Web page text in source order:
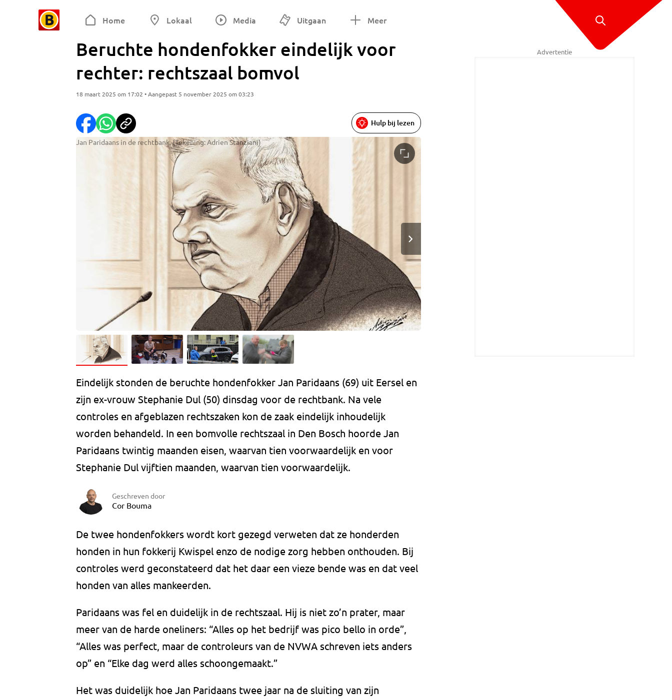
Home Lokaal Media Uitgaan Meer
Beruchte hondenfokker eindelijk voor
rechter: rechtszaal bomvol
18 maart 2025 om 17:02 • Aangepast 5 november 2025 om 03:23
Jan Paridaans in de rechtbank. (Tekening: Adrien Stanziani)
Hulp bij lezen
Eindelijk stonden de beruchte hondenfokker Jan Paridaans (69) uit Eersel en
zijn ex-vrouw Stephanie Dul (50) dinsdag voor de rechtbank. Na vele
controles en afgeblazen rechtszaken kon de zaak eindelijk inhoudelijk
worden behandeld. In een bomvolle rechtszaal in Den Bosch hoorde Jan
Paridaans twintig maanden eisen, waarvan tien voorwaardelijk en voor
Stephanie Dul vijftien maanden, waarvan tien voorwaardelijk.
Geschreven door
Cor Bouma
De twee hondenfokkers wordt kort gezegd verweten dat ze honderden
honden in hun fokkerij Kwispel enzo de nodige zorg hebben onthouden. Bij
controles werd geconstateerd dat het daar een vieze bende was en dat veel
honden van alles mankeerden.
Paridaans was fel en duidelijk in de rechtszaal. Hij is niet zo’n prater, maar
meer van de harde oneliners: “Alles op het bedrijf was pico bello in orde”,
“Alles was perfect, maar de controleurs van de NVWA schreven iets anders
op” en “Elke dag werd alles schoongemaakt.”
Het was duidelijk hoe Jan Paridaans twee jaar na de sluiting van zijn
Advertentie